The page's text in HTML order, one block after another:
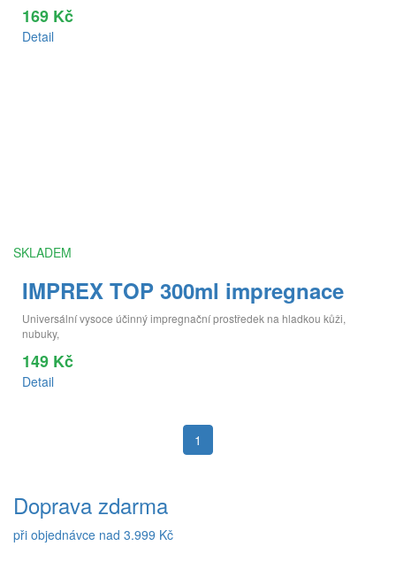
169 Kč
Detail
SKLADEM
IMPREX TOP 300ml impregnace
Universální vysoce účinný impregnační prostředek na hladkou kůži,
nubuky,
149 Kč
Detail
1
Doprava zdarma
při objednávce nad 3.999 Kč